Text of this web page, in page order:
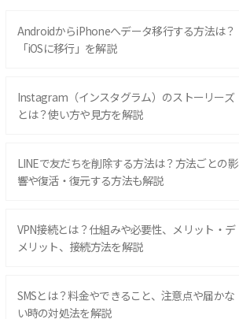
AndroidからiPhoneへデータ移行する方法は？
「iOSに移行」を解説
Instagram（インスタグラム）のストーリーズ
とは？使い方や見方を解説
LINEで友だちを削除する方法は？方法ごとの影
響や復活・復元する方法も解説
VPN接続とは？仕組みや必要性、メリット・デ
メリット、接続方法を解説
SMSとは？料金やできること、注意点や届かな
い時の対処法を解説